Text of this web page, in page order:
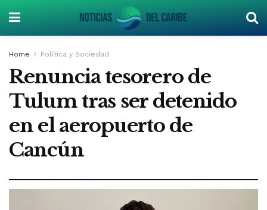
Home Política y Sociedad
Renuncia tesorero de
Tulum tras ser detenido
en el aeropuerto de
Cancún